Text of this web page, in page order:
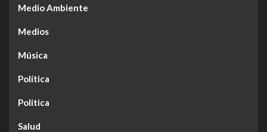
Medio Ambiente
Medios
Música
Política
Politica
Salud